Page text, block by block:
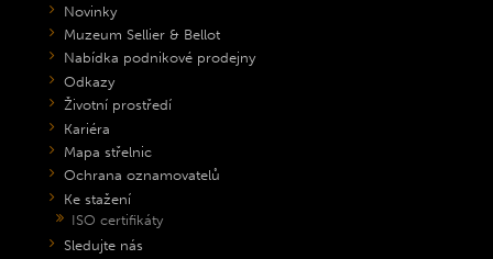
Novinky
Muzeum Sellier & Bellot
Nabídka podnikové prodejny
Odkazy
Životní prostředí
Kariéra
Mapa střelnic
Ochrana oznamovatelů
Ke stažení
ISO certifikáty
Sledujte nás